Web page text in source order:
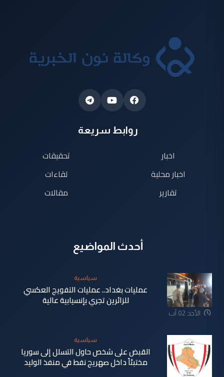
روابط سريعة
اخبار
اخبار محلية
تقارير
تحقيقات
لقاءات
مقالات
أحدث المواضيع
الأحد 02 آب
سياسية
عمليات بغداد.. عمليات التفويج العكسي
للزائرين تجري بإنسيابية عالية
سياسية
القبض على شخص حاول التسلل إلى سوريا
مختبئاً داخل صهريج نفط في منفذ الوليد